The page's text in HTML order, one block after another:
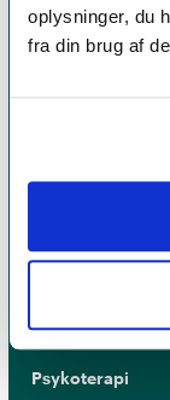
oplysninger, du
fra din brug af
er et
leve op til en
erfaring for
Psykoterapi